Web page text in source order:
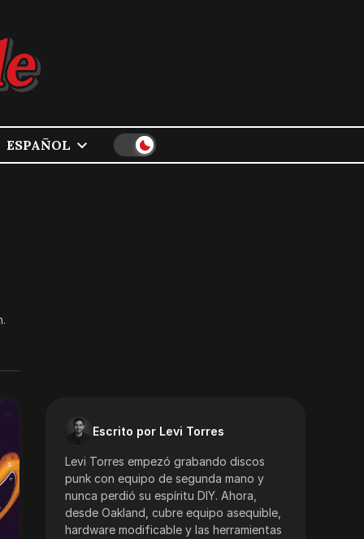
ESPAÑOL
Escrito por Levi Torres
Levi Torres empezó grabando discos
punk con equipo de segunda mano y
nunca perdió su espíritu DIY. Ahora,
desde Oakland, cubre equipo asequible,
hardware modificable y las herramientas